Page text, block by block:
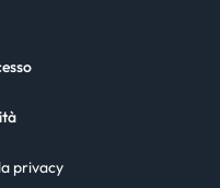
privacy